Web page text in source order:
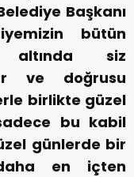
Başkanı
bütün
altında siz
ve doğrusu
birlikte güzel
bu kabil
günlerde bir
en içten